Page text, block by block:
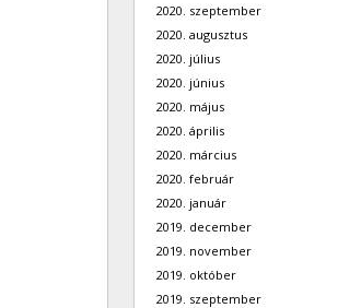
2020. szeptember
2020. augusztus
2020. július
2020. június
2020. május
2020. április
2020. március
2020. február
2020. január
2019. december
2019. november
2019. október
2019. szeptember